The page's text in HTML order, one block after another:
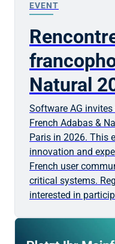
EVENT
Natural
Software AG
French Adabas &
Paris in 2026. This
innovation and
French user
critical systems.
interested in